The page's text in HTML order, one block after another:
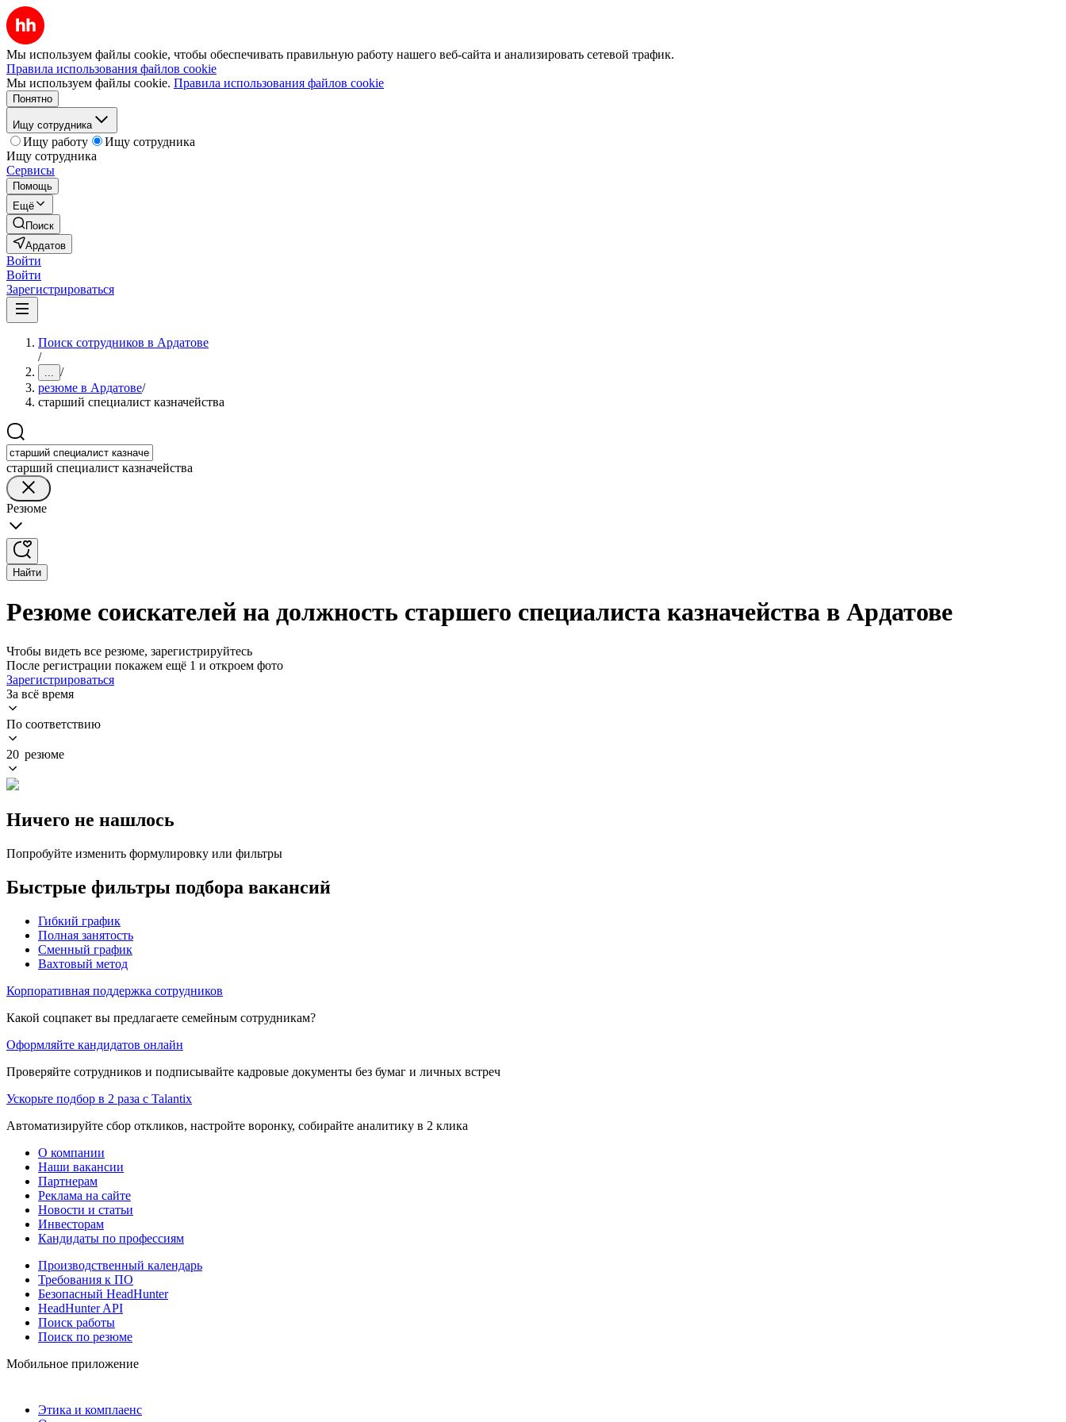
Мы используем файлы cookie, чтобы обеспечивать правильную работу нашего веб-сайта и анализировать сетевой трафик.
Правила использования файлов cookie
Мы используем файлы cookie. Правила использования файлов cookie
Понятно
Ищу сотрудника
Ищу работу
Ищу сотрудника
Ищу сотрудника
Сервисы
Помощь
Ещё
Поиск
Ардатов
Войти
Войти
Зарегистрироваться
Поиск сотрудников в Ардатове
/
... /
резюме в Ардатове/
старший специалист казначейства
старший специалист казначейства
Резюме
Найти
Резюме соискателей на должность старшего специалиста казначейства в Ардатове
Чтобы видеть все резюме, зарегистрируйтесь
После регистрации покажем ещё 1 и откроем фото
Зарегистрироваться
За всё время
По соответствию
20 резюме
Ничего не нашлось
Попробуйте изменить формулировку или фильтры
Быстрые фильтры подбора вакансий
Гибкий график
Полная занятость
Сменный график
Вахтовый метод
Корпоративная поддержка сотрудников
Какой соцпакет вы предлагаете семейным сотрудникам?
Оформляйте кандидатов онлайн
Проверяйте сотрудников и подписывайте кадровые документы без бумаг и личных встреч
Ускорьте подбор в 2 раза с Talantix
Автоматизируйте сбор откликов, настройте воронку, собирайте аналитику в 2 клика
О компании
Наши вакансии
Партнерам
Реклама на сайте
Новости и статьи
Инвесторам
Кандидаты по профессиям
Производственный календарь
Требования к ПО
Безопасный HeadHunter
HeadHunter API
Поиск работы
Поиск по резюме
Мобильное приложение
Этика и комплаенс